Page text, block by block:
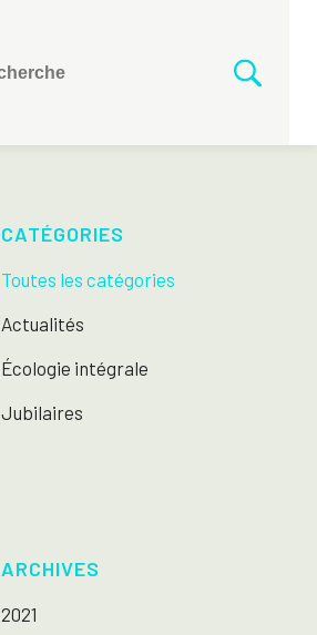
CATÉGORIES
Toutes les catégories
Actualités
Écologie intégrale
Jubilaires
ARCHIVES
2021